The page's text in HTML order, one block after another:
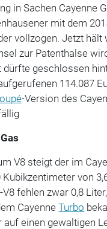
in Sachen Cayenne
mit dem
vollzogen. Jetzt hält
zur Patenthalse
geschlossen
114.087
-Version des
V8 steigt der im
von
fehlen zwar 0,8
CayenneTurbo
auf einen gewaltigen